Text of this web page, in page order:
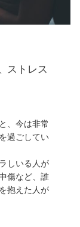
ストレス
、今は非常
過ごしてい
しいる人が
傷など、誰
抱えた人が